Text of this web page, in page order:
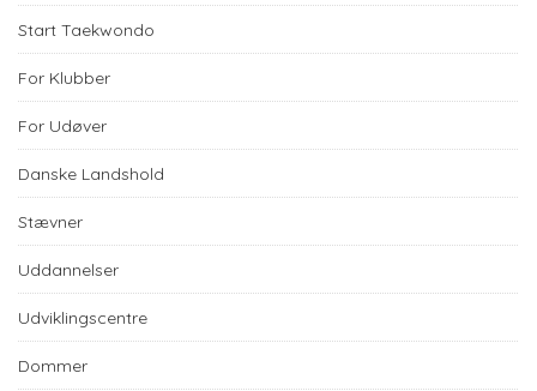
Start Taekwondo
For Klubber
For Udøver
Danske Landshold
Stævner
Uddannelser
Udviklingscentre
Dommer